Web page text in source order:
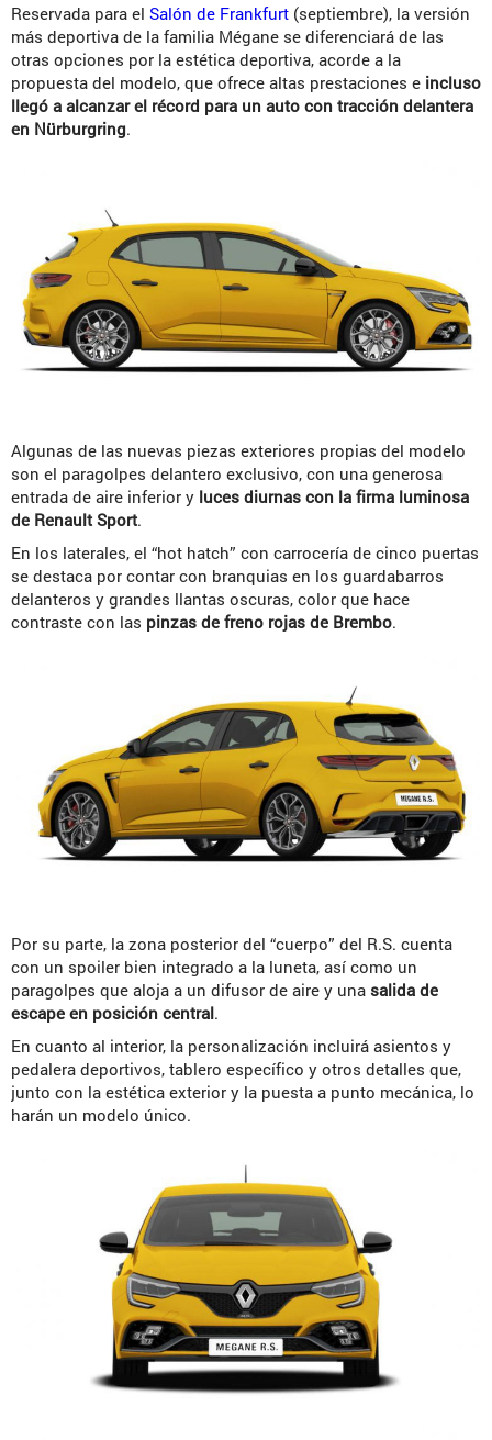
Reservada para el Salón de Frankfurt (septiembre), la versión
más deportiva de la familia Mégane se diferenciará de las
otras opciones por la estética deportiva, acorde a la
propuesta del modelo, que ofrece altas prestaciones e incluso
llegó a alcanzar el récord para un auto con tracción delantera
en Nürburgring.
Algunas de las nuevas piezas exteriores propias del modelo
son el paragolpes delantero exclusivo, con una generosa
entrada de aire inferior y luces diurnas con la firma luminosa
de Renault Sport.
En los laterales, el “hot hatch” con carrocería de cinco puertas
se destaca por contar con branquias en los guardabarros
delanteros y grandes llantas oscuras, color que hace
contraste con las pinzas de freno rojas de Brembo.
Por su parte, la zona posterior del “cuerpo” del R.S. cuenta
con un spoiler bien integrado a la luneta, así como un
paragolpes que aloja a un difusor de aire y una salida de
escape en posición central.
En cuanto al interior, la personalización incluirá asientos y
pedalera deportivos, tablero específico y otros detalles que,
junto con la estética exterior y la puesta a punto mecánica, lo
harán un modelo único.